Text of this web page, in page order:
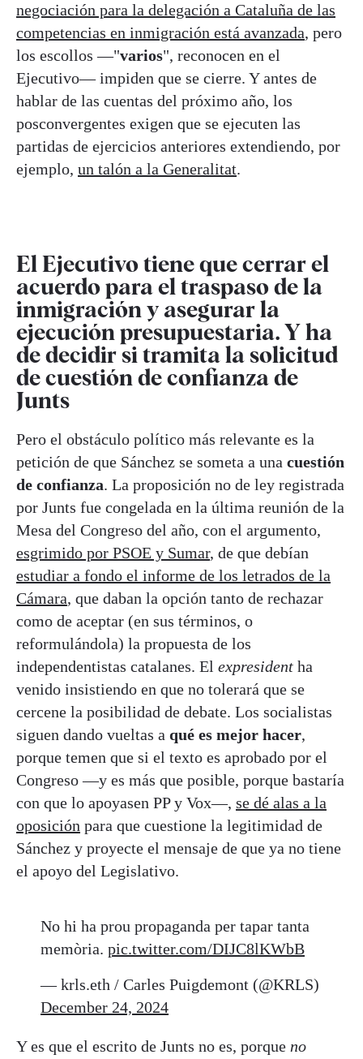
negociación para la delegación a Cataluña de las
competencias en inmigración está avanzada, pero
los escollos —"varios", reconocen en el
Ejecutivo— impiden que se cierre. Y antes de
hablar de las cuentas del próximo año, los
posconvergentes exigen que se ejecuten las
partidas de ejercicios anteriores extendiendo, por
ejemplo, un talón a la Generalitat.
El Ejecutivo tiene que cerrar el
acuerdo para el traspaso de la
inmigración y asegurar la
ejecución presupuestaria. Y ha
de decidir si tramita la solicitud
de cuestión de confianza de
Junts
Pero el obstáculo político más relevante es la
petición de que Sánchez se someta a una cuestión
de confianza. La proposición no de ley registrada
por Junts fue congelada en la última reunión de la
Mesa del Congreso del año, con el argumento,
esgrimido por PSOE y Sumar, de que debían
estudiar a fondo el informe de los letrados de la
Cámara, que daban la opción tanto de rechazar
como de aceptar (en sus términos, o
reformulándola) la propuesta de los
independentistas catalanes. El expresident ha
venido insistiendo en que no tolerará que se
cercene la posibilidad de debate. Los socialistas
siguen dando vueltas a qué es mejor hacer,
porque temen que si el texto es aprobado por el
Congreso —y es más que posible, porque bastaría
con que lo apoyasen PP y Vox—, se dé alas a la
oposición para que cuestione la legitimidad de
Sánchez y proyecte el mensaje de que ya no tiene
el apoyo del Legislativo.
No hi ha prou propaganda per tapar tanta
memòria. pic.twitter.com/DIJC8lKWbB
— krls.eth / Carles Puigdemont (@KRLS)
December 24, 2024
Y es que el escrito de Junts no es, porque no